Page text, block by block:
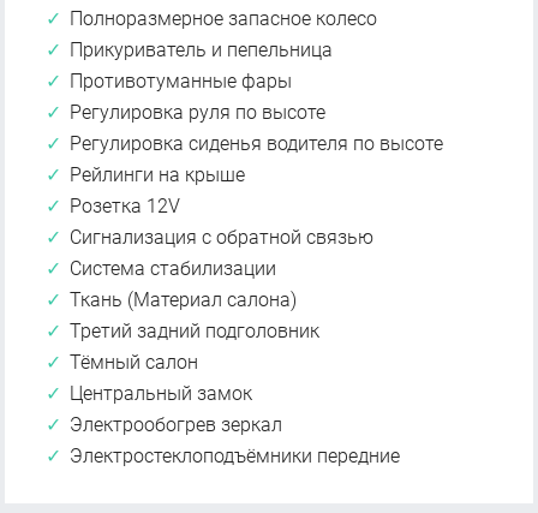
Полноразмерное запасное колесо
Прикуриватель и пепельница
Противотуманные фары
Регулировка руля по высоте
Регулировка сиденья водителя по высоте
Рейлинги на крыше
Розетка 12V
Сигнализация с обратной связью
Система стабилизации
Ткань (Материал салона)
Третий задний подголовник
Тёмный салон
Центральный замок
Электрообогрев зеркал
Электростеклоподъёмники передние